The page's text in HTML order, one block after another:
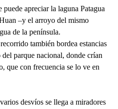
apreciar la laguna Patagua
–y el arroyo del mismo
de la península.
también bordea estancias
parque nacional, donde crían
que con frecuencia se lo ve en
desvíos se llega a miradores